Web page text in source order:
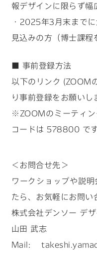
報デザインに限らず
・2025年3月末まで
見込みの方（博士課程
■ 事前登録方法
以下のリンク (ZOOM
り事前登録をお願いし
※ZOOMのミーティ
コードは 578800 で
＜お問合せ先＞
ワークショップや説
たら、お気軽にお問い
株式会社デンソー デ
山田 武志
Mail: